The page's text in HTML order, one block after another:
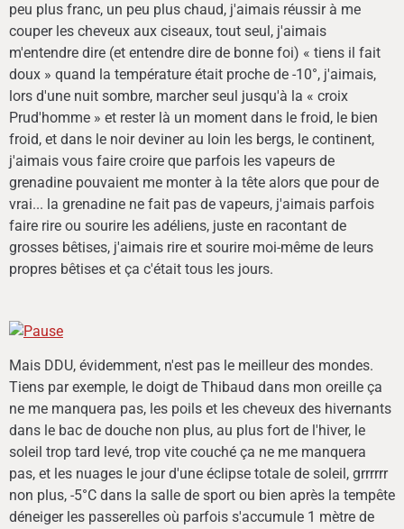
peu plus franc, un peu plus chaud, j'aimais réussir à me
couper les cheveux aux ciseaux, tout seul, j'aimais
m'entendre dire (et entendre dire de bonne foi) « tiens il fait
doux » quand la température était proche de -10°, j'aimais,
lors d'une nuit sombre, marcher seul jusqu'à la « croix
Prud'homme » et rester là un moment dans le froid, le bien
froid, et dans le noir deviner au loin les bergs, le continent,
j'aimais vous faire croire que parfois les vapeurs de
grenadine pouvaient me monter à la tête alors que pour de
vrai... la grenadine ne fait pas de vapeurs, j'aimais parfois
faire rire ou sourire les adéliens, juste en racontant de
grosses bêtises, j'aimais rire et sourire moi-même de leurs
propres bêtises et ça c'était tous les jours.
Mais DDU, évidemment, n'est pas le meilleur des mondes.
Tiens par exemple, le doigt de Thibaud dans mon oreille ça
ne me manquera pas, les poils et les cheveux des hivernants
dans le bac de douche non plus, au plus fort de l'hiver, le
soleil trop tard levé, trop vite couché ça ne me manquera
pas, et les nuages le jour d'une éclipse totale de soleil, grrrrrr
non plus, -5°C dans la salle de sport ou bien après la tempête
déneiger les passerelles où parfois s'accumule 1 mètre de